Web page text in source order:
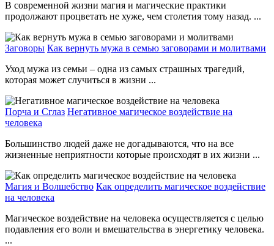
В современной жизни магия и магические практики
продолжают процветать не хуже, чем столетия тому назад. ...
Заговоры Как вернуть мужа в семью заговорами и молитвами
Уход мужа из семьи – одна из самых страшных трагедий,
которая может случиться в жизни ...
Порча и Сглаз Негативное магическое воздействие на
человека
Большинство людей даже не догадываются, что на все
жизненные неприятности которые происходят в их жизни ...
Магия и Волшебство Как определить магическое воздействие
на человека
Магическое воздействие на человека осуществляется с целью
подавления его воли и вмешательства в энергетику человека.
...